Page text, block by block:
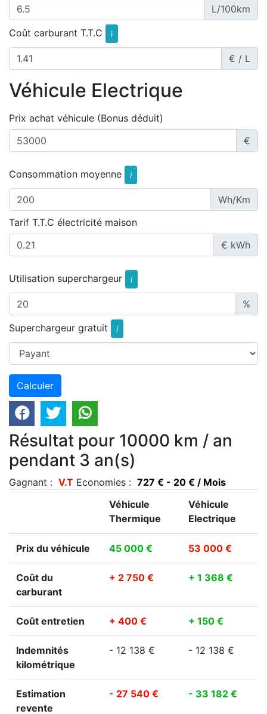
L/100km
Coût carburant T.T.C
i
€ / L
Véhicule Electrique
Prix achat véhicule (Bonus déduit)
€
Consommation moyenne i
Wh/Km
Tarif T.T.C électricité maison
€ kWh
Utilisation superchargeur i
%
Superchargeur gratuit
i
Résultat pour 10000 km / an
pendant 3 an(s)
Gagnant : V.T Economies : 727 € - 20 € / Mois
Véhicule
Thermique
Véhicule
Electrique
Prix du véhicule 45 000 € 53 000 €
Coût du
carburant
+ 2 750 € + 1 368 €
Coût entretien + 400 € + 150 €
Indemnités
kilométrique
- 12 138 € - 12 138 €
Estimation
revente
- 27 540 € - 33 182 €